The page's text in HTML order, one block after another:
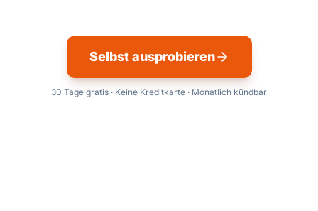
Selbst ausprobieren
30 Tage gratis · Keine Kreditkarte · Monatlich kündbar